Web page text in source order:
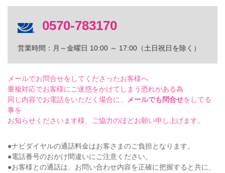
0570-783170
営業時間：月～金曜日 10:00 ～ 17:00（土日祝日を除く）
メールでお問合せをしてくださったお客様へ
重複対応でお客様にご迷惑をかけてしまう恐れがある為
同じ内容でお電話をいただく場合に、
メールでも問合せをしてる
事を
お知らせくださいます様、ご協力のほどお願い申し上げます。
●ナビダイヤルの通話料金はお客さまのご負担となります。
●電話番号のおかけ間違いにご注意ください。
●お客様との通話は、お問い合わせ内容を正確に把握すると共に、